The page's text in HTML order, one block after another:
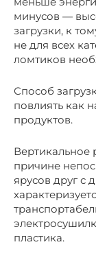
минусов —
загрузки, к
не для всех
ломтиков
Способ
повлиять как
продуктов.
Вертикальное
причине
ярусов друг с
пластика.